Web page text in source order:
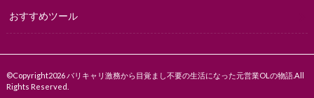
おすすめツール
©Copyright2026バリキャリ激務から目覚まし不要の生活になった元営業OLの物語.All
Rights Reserved.